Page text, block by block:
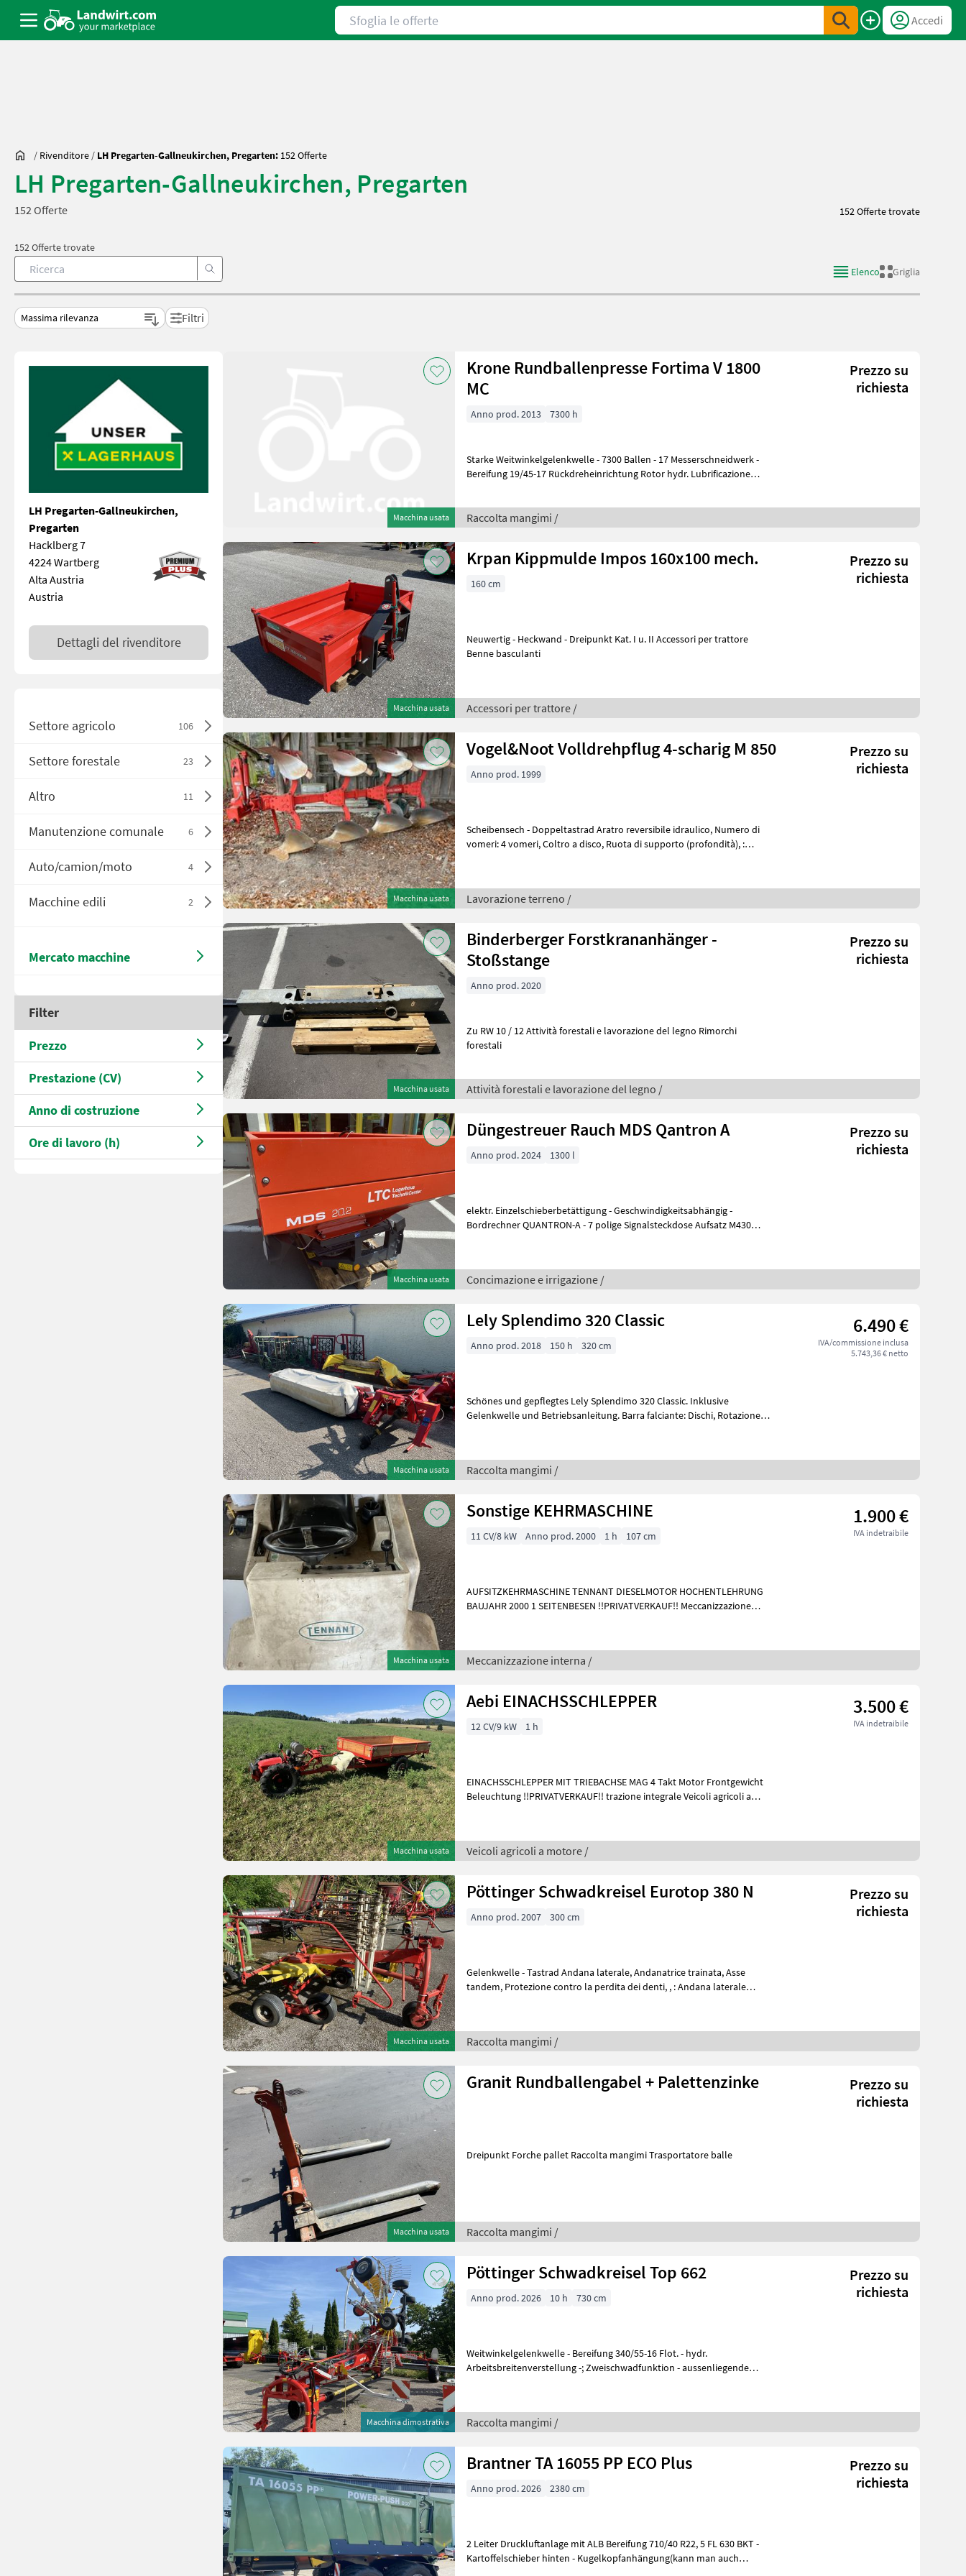
Sfoglia le offerte
Accedi
/ Rivenditore / LH Pregarten-Gallneukirchen, Pregarten: 152 Offerte
LH Pregarten-Gallneukirchen, Pregarten
152 Offerte 152 Offerte trovate
152 Offerte trovate
Elenco
Griglia
Filtri
LH Pregarten-Gallneukirchen,
Pregarten
Hacklberg 7
4224 Wartberg
Alta Austria
Austria
Dettagli del rivenditore
Settore agricolo 106
Settore forestale 23
Altro 11
Manutenzione comunale 6
Auto/camion/moto 4
Macchine edili 2
Mercato macchine
Filter
Prezzo
Prestazione (CV)
Anno di costruzione
Ore di lavoro (h)
Macchina usata
Krone Rundballenpresse Fortima V 1800
MC
Prezzo su
richiesta
Anno prod. 2013 7300 h
Starke Weitwinkelgelenkwelle - 7300 Ballen - 17 Messerschneidwerk -
Bereifung 19/45-17 Rückdreheinrichtung Rotor hydr. Lubrificazione
Raccolta mangimi /
Macchina usata
Krpan Kippmulde Impos 160x100 mech.
Prezzo su
richiesta
160 cm
Neuwertig - Heckwand - Dreipunkt Kat. I u. II Accessori per trattore
Benne basculanti
Accessori per trattore /
Macchina usata
Vogel&Noot Volldrehpflug 4-scharig M 850
Prezzo su
richiesta
Anno prod. 1999
Scheibensech - Doppeltastrad Aratro reversibile idraulico, Numero di
vomeri: 4 vomeri, Coltro a disco, Ruota di supporto (profondità), :
Lavorazione terreno /
Macchina usata
Binderberger Forstkrananhänger -
Stoßstange
Prezzo su
richiesta
Anno prod. 2020
Zu RW 10 / 12 Attività forestali e lavorazione del legno Rimorchi
forestali
Attività forestali e lavorazione del legno /
Macchina usata
Düngestreuer Rauch MDS Qantron A
Prezzo su
richiesta
Anno prod. 2024 1300 l
elektr. Einzelschieberbetättigung - Geschwindigkeitsabhängig -
Bordrechner QUANTRON-A - 7 polige Signalsteckdose Aufsatz M430
Concimazione e irrigazione /
Macchina usata
Lely Splendimo 320 Classic 6.490 €
IVA/commissione inclusa
5.743,36 € netto
Anno prod. 2018 150 h 320 cm
Schönes und gepflegtes Lely Splendimo 320 Classic. Inklusive
Gelenkwelle und Betriebsanleitung. Barra falciante: Dischi, Rotazione
Raccolta mangimi /
Macchina usata
Sonstige KEHRMASCHINE 1.900 €
IVA indetraibile
11 CV/8 kW Anno prod. 2000 1 h 107 cm
AUFSITZKEHRMASCHINE TENNANT DIESELMOTOR HOCHENTLEHRUNG
BAUJAHR 2000 1 SEITENBESEN !!PRIVATVERKAUF!! Meccanizzazione
Meccanizzazione interna /
Macchina usata
Aebi EINACHSSCHLEPPER 3.500 €
IVA indetraibile
12 CV/9 kW 1 h
EINACHSSCHLEPPER MIT TRIEBACHSE MAG 4 Takt Motor Frontgewicht
Beleuchtung !!PRIVATVERKAUF!! trazione integrale Veicoli agricoli a
Veicoli agricoli a motore /
Macchina usata
Pöttinger Schwadkreisel Eurotop 380 N
Prezzo su
richiesta
Anno prod. 2007 300 cm
Gelenkwelle - Tastrad Andana laterale, Andanatrice trainata, Asse
tandem, Protezione contro la perdita dei denti, , : Andana laterale
Raccolta mangimi /
Macchina usata
Granit Rundballengabel + Palettenzinke
Prezzo su
richiesta
Dreipunkt Forche pallet Raccolta mangimi Trasportatore balle
Raccolta mangimi /
Macchina dimostrativa
Pöttinger Schwadkreisel Top 662
Prezzo su
richiesta
Anno prod. 2026 10 h 730 cm
Weitwinkelgelenkwelle - Bereifung 340/55-16 Flot. - hydr.
Arbeitsbreitenverstellung -; Zweischwadfunktion - aussenliegende
Raccolta mangimi /
Brantner TA 16055 PP ECO Plus
Prezzo su
richiesta
Anno prod. 2026 2380 cm
2 Leiter Druckluftanlage mit ALB Bereifung 710/40 R22, 5 FL 630 BKT -
Kartoffelschieber hinten - Kugelkopfanhängung(kann man auch